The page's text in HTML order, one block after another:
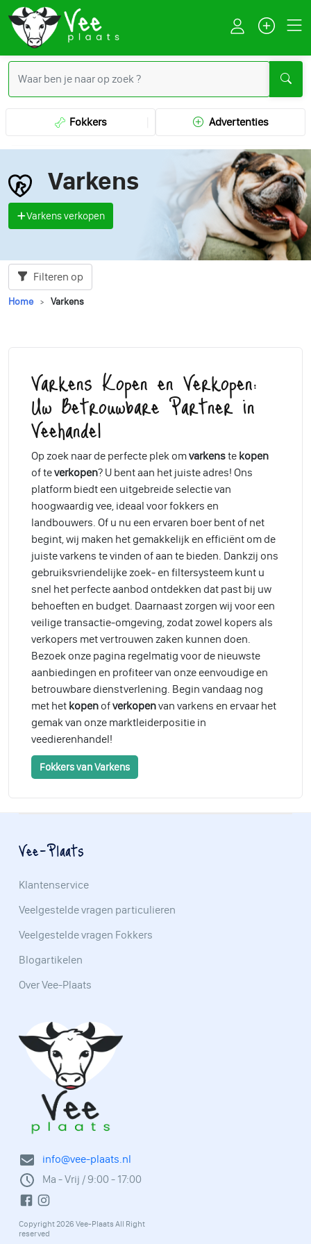
Fokkers Advertenties
Varkens
Varkens verkopen
Filteren op
Home Varkens
Varkens Kopen en Verkopen:
Uw Betrouwbare Partner in
Veehandel
Op zoek naar de perfecte plek omvarkenste kopen
of teverkopen? U bent aan het juiste adres! Ons
platform biedt een uitgebreide selectie van
hoogwaardig vee, ideaal voor fokkers en
landbouwers. Of u nu een ervaren boer bent of net
begint, wij maken het gemakkelijk en efficiënt om de
juiste varkens te vinden of aan te bieden. Dankzij ons
gebruiksvriendelijke zoek- en filtersysteem kunt u
snel het perfecte aanbod ontdekken dat past bij uw
behoeften en budget. Daarnaast zorgen wij voor een
veilige transactie-omgeving, zodat zowel kopers als
verkopers met vertrouwen zaken kunnen doen.
Bezoek onze pagina regelmatig voor de nieuwste
aanbiedingen en profiteer van onze eenvoudige en
betrouwbare dienstverlening. Begin vandaag nog
met het kopen ofverkopenvan varkens en ervaar het
gemak van onze marktleiderpositie in
veedierenhandel!
Fokkers van Varkens
info@vee-plaats.nl
Ma - Vrij / 9:00 - 17:00
Copyright 2026 Vee-Plaats All Right
reserved
Vee-Plaats
Klantenservice
Veelgestelde vragen particulieren
Veelgestelde vragen Fokkers
Blogartikelen
Over Vee-Plaats